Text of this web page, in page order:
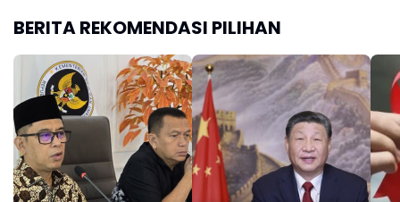
BERITA REKOMENDASI PILIHAN